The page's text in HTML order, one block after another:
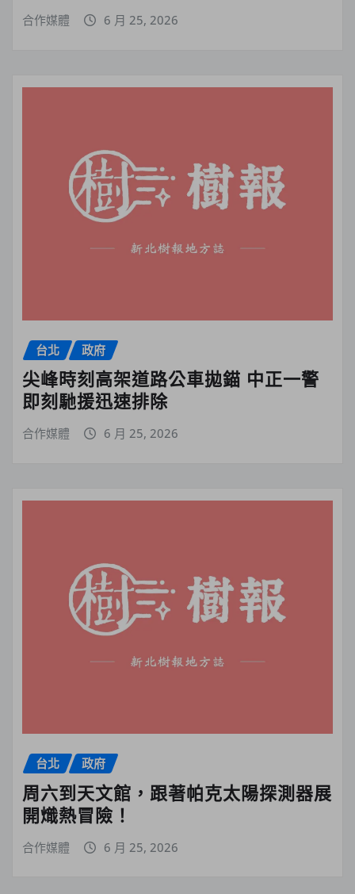
合作媒體 6 月 25, 2026
台北 政府
尖峰時刻高架道路公車拋錨 中正一警
即刻馳援迅速排除
合作媒體 6 月 25, 2026
台北 政府
周六到天文館，跟著帕克太陽探測器展
開熾熱冒險！
合作媒體 6 月 25, 2026